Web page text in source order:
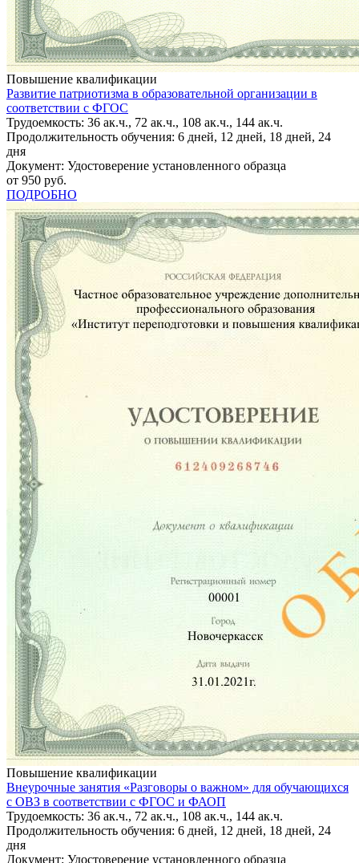
Повышение квалификации
Развитие патриотизма в образовательной организации в
соответствии с ФГОС
Трудоемкость: 36 ак.ч., 72 ак.ч., 108 ак.ч., 144 ак.ч.
Продолжительность обучения: 6 дней, 12 дней, 18 дней, 24
дня
Документ: Удостоверение установленного образца
от 950 руб.
ПОДРОБНО
Повышение квалификации
Внеурочные занятия «Разговоры о важном» для обучающихся
с ОВЗ в соответствии с ФГОС и ФАОП
Трудоемкость: 36 ак.ч., 72 ак.ч., 108 ак.ч., 144 ак.ч.
Продолжительность обучения: 6 дней, 12 дней, 18 дней, 24
дня
Документ: Удостоверение установленного образца